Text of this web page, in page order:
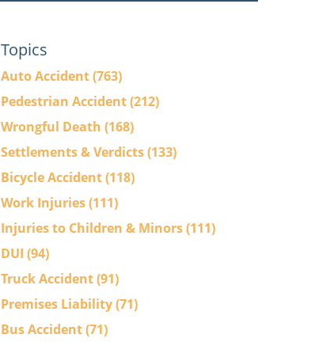
Topics
Auto Accident(763)
Pedestrian Accident(212)
Wrongful Death (168)
Settlements & Verdicts(133)
Bicycle Accident(118)
Work Injuries(111)
Injuries to Children & Minors(111)
DUI (94)
Truck Accident(91)
Premises Liability(71)
Bus Accident(71)